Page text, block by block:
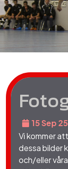
15 Sep 25
Vi kommer
dessa bilder
och/eller